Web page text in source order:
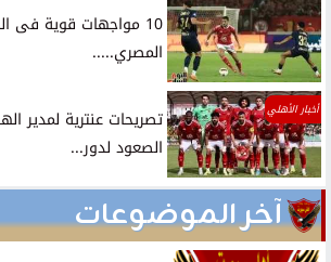
المصري.....
أخبار الأهلي
تصريحات عنترية لمدير
الصعود لدور...
آخر الموضوعات